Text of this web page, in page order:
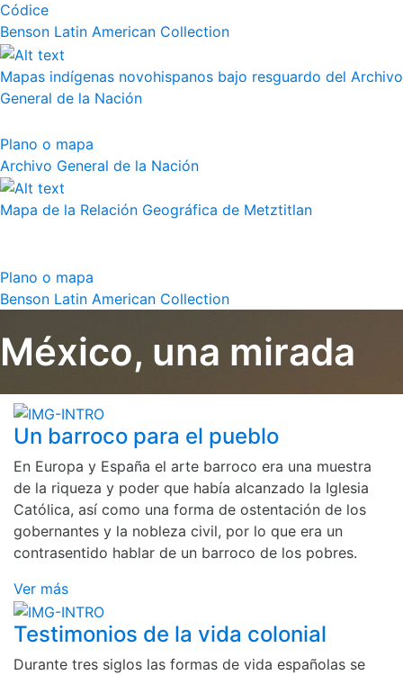
Códice
Benson Latin American Collection
Mapas indígenas novohispanos bajo resguardo del Archivo
General de la Nación
Plano o mapa
Archivo General de la Nación
Mapa de la Relación Geográfica de Metztitlan
Plano o mapa
Benson Latin American Collection
México, una mirada
Un barroco para el pueblo
En Europa y España el arte barroco era una muestra
de la riqueza y poder que había alcanzado la Iglesia
Católica, así como una forma de ostentación de los
gobernantes y la nobleza civil, por lo que era un
contrasentido hablar de un barroco de los pobres.
Ver más
Testimonios de la vida colonial
Durante tres siglos las formas de vida españolas se